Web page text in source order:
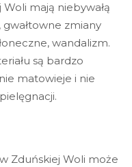
Woli mają niebywałą
zmiany
wandalizm.
są bardzo
matowieje i nie
Zduńskiej Woli może